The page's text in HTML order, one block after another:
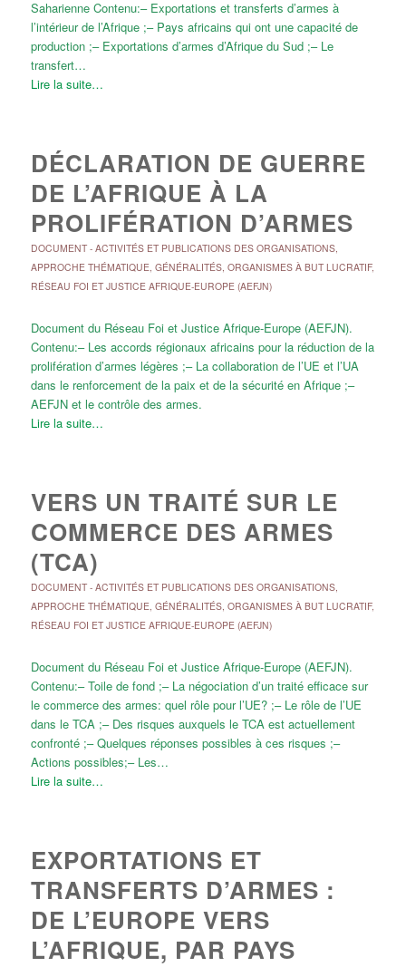
Saharienne Contenu:– Exportations et transferts d’armes à
l’intérieur de l’Afrique ;– Pays africains qui ont une capacité de
production ;– Exportations d’armes d’Afrique du Sud ;– Le
transfert…
Lire la suite…
DÉCLARATION DE GUERRE
DE L’AFRIQUE À LA
PROLIFÉRATION D’ARMES
DOCUMENT- ACTIVITÉS ET PUBLICATIONS DES ORGANISATIONS,
APPROCHE THÉMATIQUE, GÉNÉRALITÉS, ORGANISMES À BUT LUCRATIF,
RÉSEAU FOI ET JUSTICE AFRIQUE-EUROPE (AEFJN)
Document du Réseau Foi et Justice Afrique-Europe (AEFJN).
Contenu:– Les accords régionaux africains pour la réduction de la
prolifération d’armes légères ;– La collaboration de l’UE et l’UA
dans le renforcement de la paix et de la sécurité en Afrique ;–
AEFJN et le contrôle des armes.
Lire la suite…
VERS UN TRAITÉ SUR LE
COMMERCE DES ARMES
(TCA)
DOCUMENT- ACTIVITÉS ET PUBLICATIONS DES ORGANISATIONS,
APPROCHE THÉMATIQUE, GÉNÉRALITÉS, ORGANISMES À BUT LUCRATIF,
RÉSEAU FOI ET JUSTICE AFRIQUE-EUROPE (AEFJN)
Document du Réseau Foi et Justice Afrique-Europe (AEFJN).
Contenu:– Toile de fond ;– La négociation d’un traité efficace sur
le commerce des armes: quel rôle pour l’UE? ;– Le rôle de l’UE
dans le TCA ;– Des risques auxquels le TCA est actuellement
confronté ;– Quelques réponses possibles à ces risques ;–
Actions possibles;– Les…
Lire la suite…
EXPORTATIONS ET
TRANSFERTS D’ARMES :
DE L’EUROPE VERS
L’AFRIQUE, PAR PAYS